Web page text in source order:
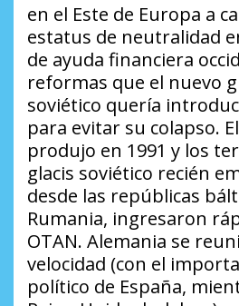
en el Este de Europa a
estatus de neutralidad
de ayuda financiera
reformas que el nuevo
soviético quería
para evitar su colapso.
produjo en 1991 y los
glacis soviético recién
desde las repúblicas
Rumania, ingresaron
OTAN. Alemania se
velocidad (con el
político de España,